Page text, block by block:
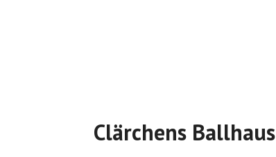
Clärchens Ballhaus